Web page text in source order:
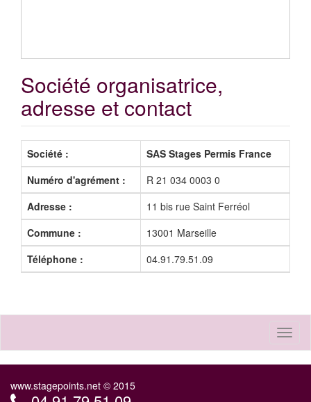
Société organisatrice,
adresse et contact
Société :
SAS Stages Permis France
Numéro d'agrément :
R 21 034 0003 0
Adresse :
11 bis rue Saint Ferréol
Commune :
13001 Marseille
Téléphone :
04.91.79.51.09
www.stagepoints.net © 2015